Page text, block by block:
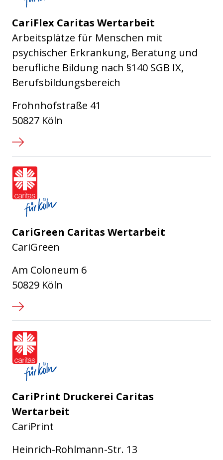
CariFlex Caritas Wertarbeit
Arbeitsplätze für Menschen mit
psychischer Erkrankung, Beratung und
berufliche Bildung nach §140 SGB IX,
Berufsbildungsbereich
Frohnhofstraße 41
50827 Köln
CariGreen Caritas Wertarbeit
CariGreen
Am Coloneum 6
50829 Köln
CariPrint Druckerei Caritas
Wertarbeit
CariPrint
Heinrich-Rohlmann-Str. 13